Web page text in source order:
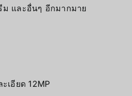
ม และอื่นๆ อีกมากมาย
เอียด 12MP